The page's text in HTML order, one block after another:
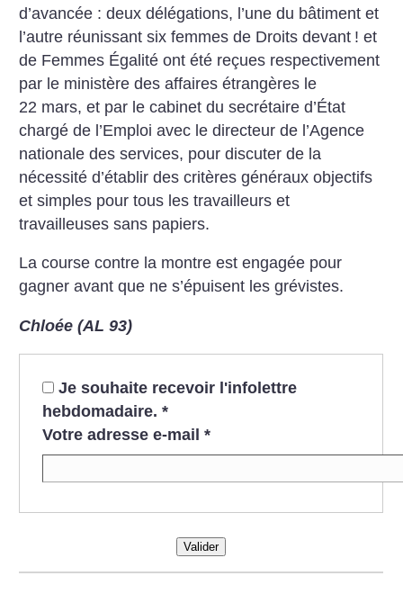
d’avancée : deux délégations, l’une du bâtiment et
l’autre réunissant six femmes de Droits devant ! et
de Femmes Égalité ont été reçues respectivement
par le ministère des affaires étrangères le
22 mars, et par le cabinet du secrétaire d’État
chargé de l’Emploi avec le directeur de l’Agence
nationale des services, pour discuter de la
nécessité d’établir des critères généraux objectifs
et simples pour tous les travailleurs et
travailleuses sans papiers.
La course contre la montre est engagée pour
gagner avant que ne s’épuisent les grévistes.
Chloée (AL 93)
Je souhaite recevoir l'infolettre
hebdomadaire. *
Votre adresse e-mail *
Valider